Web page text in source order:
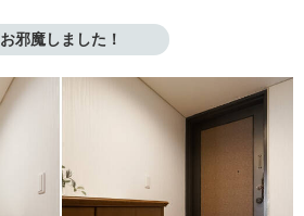
お邪魔しました！